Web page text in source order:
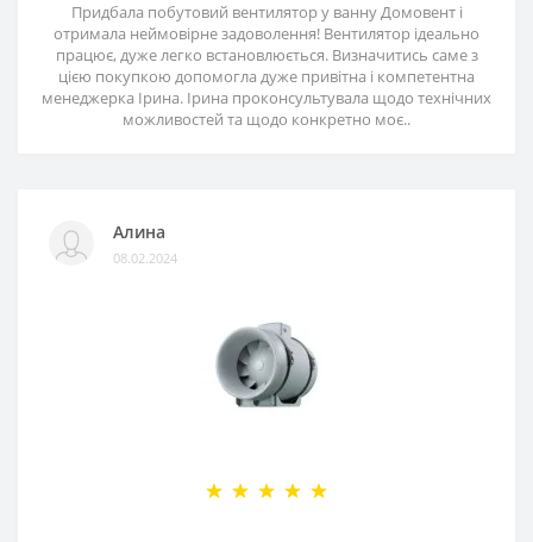
Придбала побутовий вентилятор у ванну Домовент і
отримала неймовірне задоволення! Вентилятор ідеально
працює, дуже легко встановлюється. Визначитись саме з
цією покупкою допомогла дуже привітна і компетентна
менеджерка Ірина. Ірина проконсультувала щодо технічних
можливостей та щодо конкретно моє..
Алина
08.02.2024